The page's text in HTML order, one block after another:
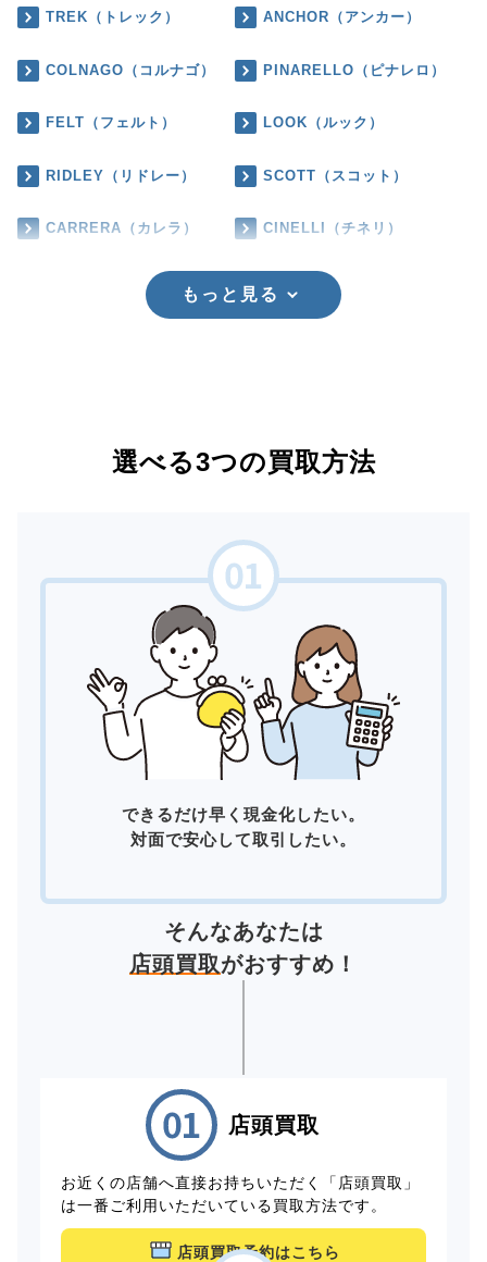
TREK（トレック） ANCHOR（アンカー）
COLNAGO（コルナゴ） PINARELLO（ピナレロ）
FELT（フェルト） LOOK（ルック）
RIDLEY（リドレー） SCOTT（スコット）
CARRERA（カレラ） CINELLI（チネリ）
もっと見る
選べる3つの買取方法
できるだけ早く現金化したい。
対面で安心して取引したい。
そんなあなたは
店頭買取がおすすめ！
店頭買取
お近くの店舗へ直接お持ちいただく「店頭買取」
は一番ご利用いただいている買取方法です。
店頭買取予約はこちら